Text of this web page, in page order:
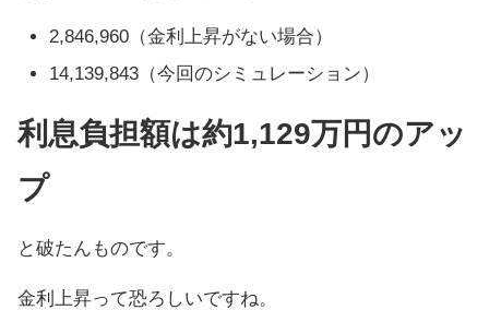
2,846,960（金利上昇がない場合）
14,139,843（今回のシミュレーション）
利息負担額は約1,129万円のアッ
プ
と破たんものです。
金利上昇って恐ろしいですね。